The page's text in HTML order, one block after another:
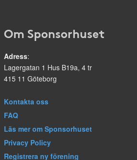
Om Sponsorhuset
Adress:
Lagergatan 1 Hus B19a, 4 tr
415 11 Göteborg
Kontakta oss
FAQ
Läs mer om Sponsorhuset
Privacy Policy
Registrera ny förening